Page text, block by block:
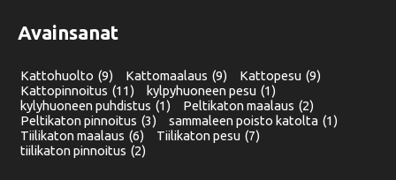
Avainsanat
Kattohuolto (9) Kattomaalaus (9) Kattopesu (9)
Kattopinnoitus (11) kylpyhuoneen pesu (1)
kylyhuoneen puhdistus (1) Peltikaton maalaus (2)
Peltikaton pinnoitus (3) sammaleen poisto katolta (1)
Tiilikaton maalaus (6) Tiilikaton pesu (7)
tiilikaton pinnoitus (2)